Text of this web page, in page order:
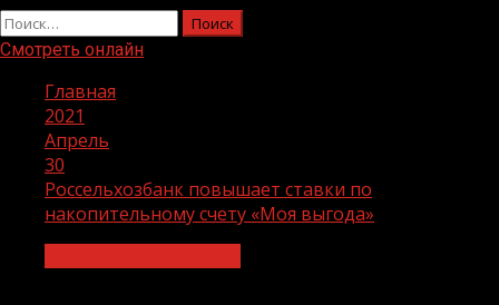
Найти:
Смотреть онлайн
Главная
2021
Апрель
30
Россельхозбанк повышает ставки по
накопительному счету «Моя выгода»